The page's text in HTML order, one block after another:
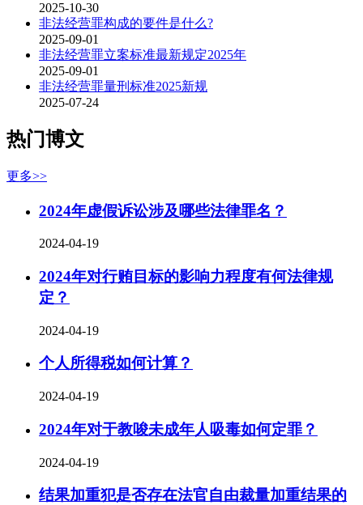
2025-10-30
非法经营罪构成的要件是什么?
2025-09-01
非法经营罪立案标准最新规定2025年
2025-09-01
非法经营罪量刑标准2025新规
2025-07-24
热门博文
更多>>
2024年虚假诉讼涉及哪些法律罪名？
2024-04-19
2024年对行贿目标的影响力程度有何法律规
定？
2024-04-19
个人所得税如何计算？
2024-04-19
2024年对于教唆未成年人吸毒如何定罪？
2024-04-19
结果加重犯是否存在法官自由裁量加重结果的